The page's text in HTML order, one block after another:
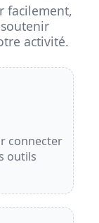
facilement,
activité.
connecter
outils